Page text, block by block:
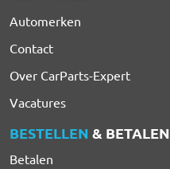
Automerken
Contact
Over CarParts-Expert
Vacatures
BESTELLEN & BETALEN
Betalen